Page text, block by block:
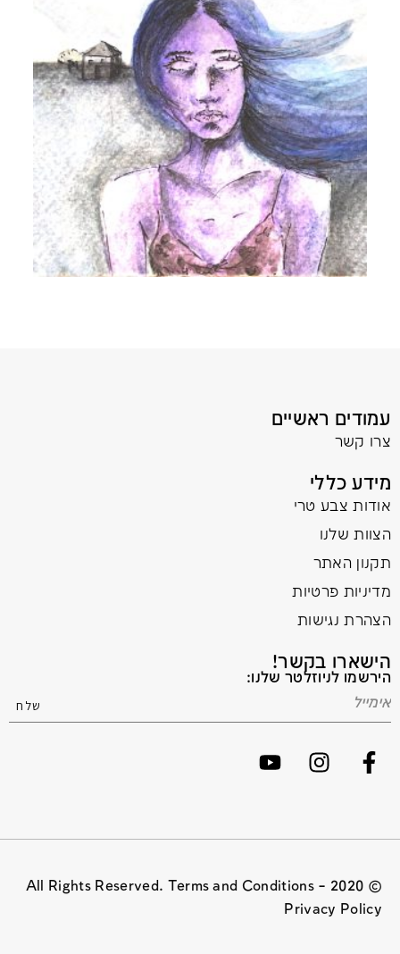
עמודים ראשיים
צרו קשר
מידע כללי
אודות צבע טרי
הצוות שלנו
תקנון האתר
מדיניות פרטיות
הצהרת נגישות
הישארו בקשר!
הירשמו לניוזלטר שלנו:
© 2020 All Rights Reserved. Terms and Conditions –
Privacy Policy